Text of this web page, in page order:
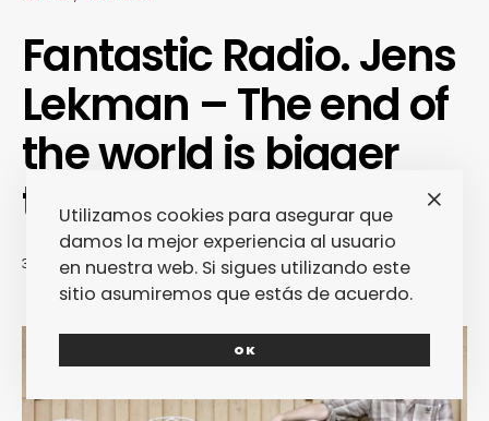
Fantastic Radio. Jens
Lekman – The end of
the world is bigger
than love
30/07/2010 REDACCIÓN
Utilizamos cookies para asegurar que
damos la mejor experiencia al usuario
en nuestra web. Si sigues utilizando este
sitio asumiremos que estás de acuerdo.
OK